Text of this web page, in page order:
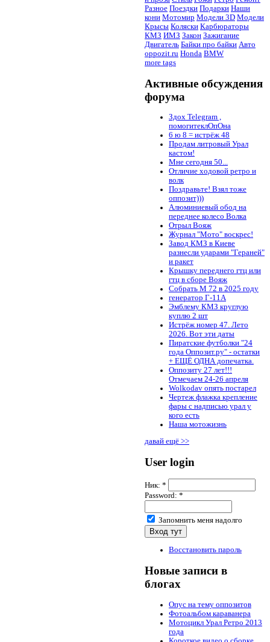
Разное Поездки Подарки Наши
кони Мотомир Модели 3D Модели
Крысы Коляски Карбюраторы
КМЗ ИМЗ Закон Зажигание
Двигатель Байки про байки Авто
oppozit.ru Honda BMW
more tags
Активные обсуждения
форума
Здох Telegram ,
помогитеклОпОна
6 ю 8 = истрёж 48
Продам литровый Урал
кастом!
Мне сегодня 50...
Отличие ходовой ретро и
волк
Поздравьте! Взял тоже
оппозит)))
Алюминиевый обод на
переднее колесо Волка
Отрыл Вояж
Журнал "Мото" воскрес!
Завод КМЗ в Киеве
разнесли ударами "Гераней"
и ракет
Крышку переднего гтц или
гтц в сборе Вояж
Собрать М 72 в 2025 году
генератор Г-11А
Эмблему КМЗ круглую
куплю 2 шт
Истрёж номер 47. Лето
2026. Вот эти даты
Пиратские футболки "24
года Оппозит.ру" - остатки
+ ЕЩЁ ОДНА допечатка.
Оппозиту 27 лет!!!
Отмечаем 24-26 апреля
Wolkodav опять постарел
Чертеж флажка крепление
фары с надписью урал у
кого есть
Наша мотожизнь
давай ещё >>
User login
Ник: *
Password: *
Запомнить меня надолго
Восстановить пароль
Новые записи в
блогах
Опус на тему оппозитов
Фотоальбом караванера
Мотоцикл Урал Ретро 2013
года